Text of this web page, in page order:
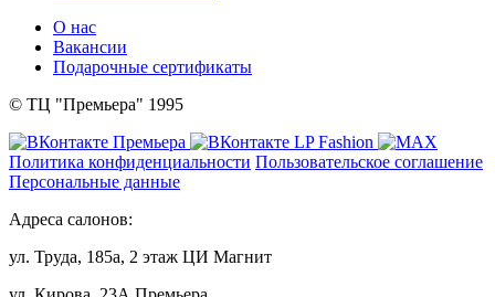
О нас
Вакансии
Подарочные сертификаты
© ТЦ "Премьера" 1995
Политика конфиденциальности Пользовательское соглашение
Персональные данные
Адреса салонов:
ул. Труда, 185а, 2 этаж ЦИ Магнит